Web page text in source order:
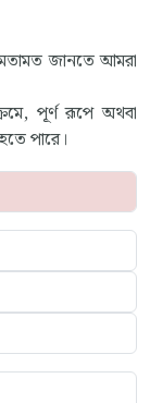
জানতে আমরা
পূর্ণ রূপে অথবা
পারে।